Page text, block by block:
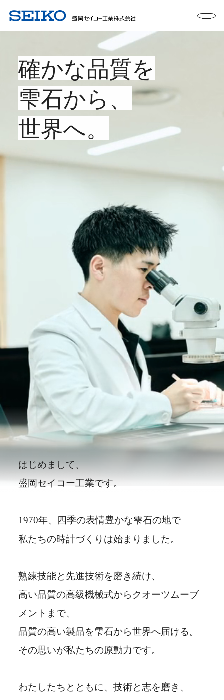
確かな品質を
雫石から、
世界へ。
はじめまして、
盛岡セイコー工業です。
1970年、四季の表情豊かな雫石の地で
私たちの時計づくりは始まりました。
熟練技能と先進技術を磨き続け、
高い品質の高級機械式からクオーツムーブ
メントまで、
品質の高い製品を雫石から世界へ届ける。
その思いが私たちの原動力です。
わたしたちとともに、技術と志を磨き、